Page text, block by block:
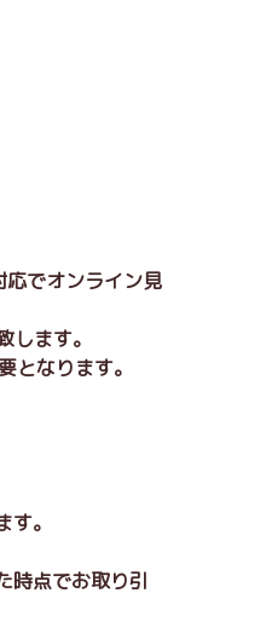
応でオンライン見
ます。
なります。
。
時点でお取り引